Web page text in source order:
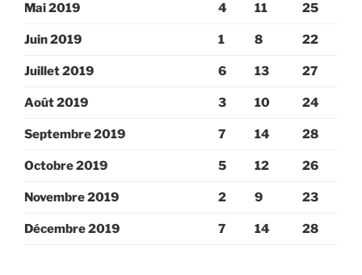
Mai 2019 4 11 25
Juin 2019 1 8 22
Juillet 2019 6 13 27
Août 2019 3 10 24
Septembre 2019 7 14 28
Octobre 2019 5 12 26
Novembre 2019 2 9 23
Décembre 2019 7 14 28